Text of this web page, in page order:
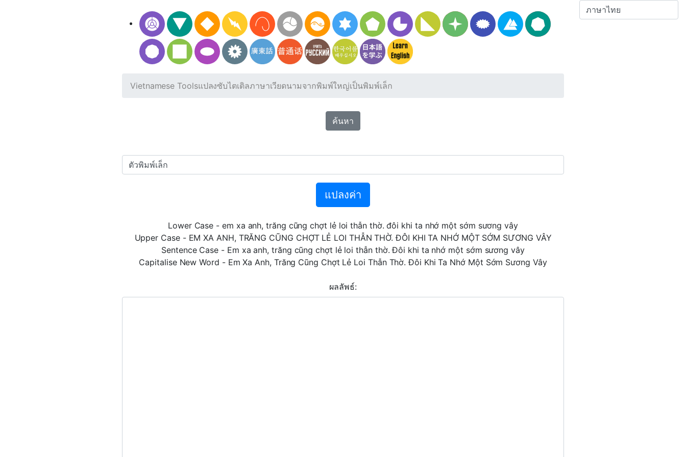
Vietnamese Toolsแปลงซับไตเติลภาษาเวียดนามจากพิมพ์ใหญ่เป็นพิมพ์เล็ก
ค้นหา
แปลงค่า
Lower Case - em xa anh, trăng cũng chợt lẻ loi thẫn thờ. đôi khi ta nhớ một sớm sương vây
Upper Case - EM XA ANH, TRĂNG CŨNG CHỢT LẺ LOI THẪN THỜ. ĐÔI KHI TA NHỚ MỘT SỚM SƯƠNG VÂY
Sentence Case - Em xa anh, trăng cũng chợt lẻ loi thẫn thờ. Đôi khi ta nhớ một sớm sương vây
Capitalise New Word - Em Xa Anh, Trăng Cũng Chợt Lẻ Loi Thẫn Thờ. Đôi Khi Ta Nhớ Một Sớm Sương Vây
ผลลัพธ์: